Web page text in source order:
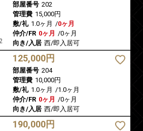
部屋番号 202
管理費 15,000円
敷/礼 1.0ヶ月 /0ヶ月
仲介/FR 0ヶ月 /0ヶ月
向き/入居 西/即入居可
125,000円
部屋番号 204
管理費 10,000円
敷/礼 1.0ヶ月 /1.0ヶ月
仲介/FR 0ヶ月 /0ヶ月
向き/入居 西/即入居可
190,000円